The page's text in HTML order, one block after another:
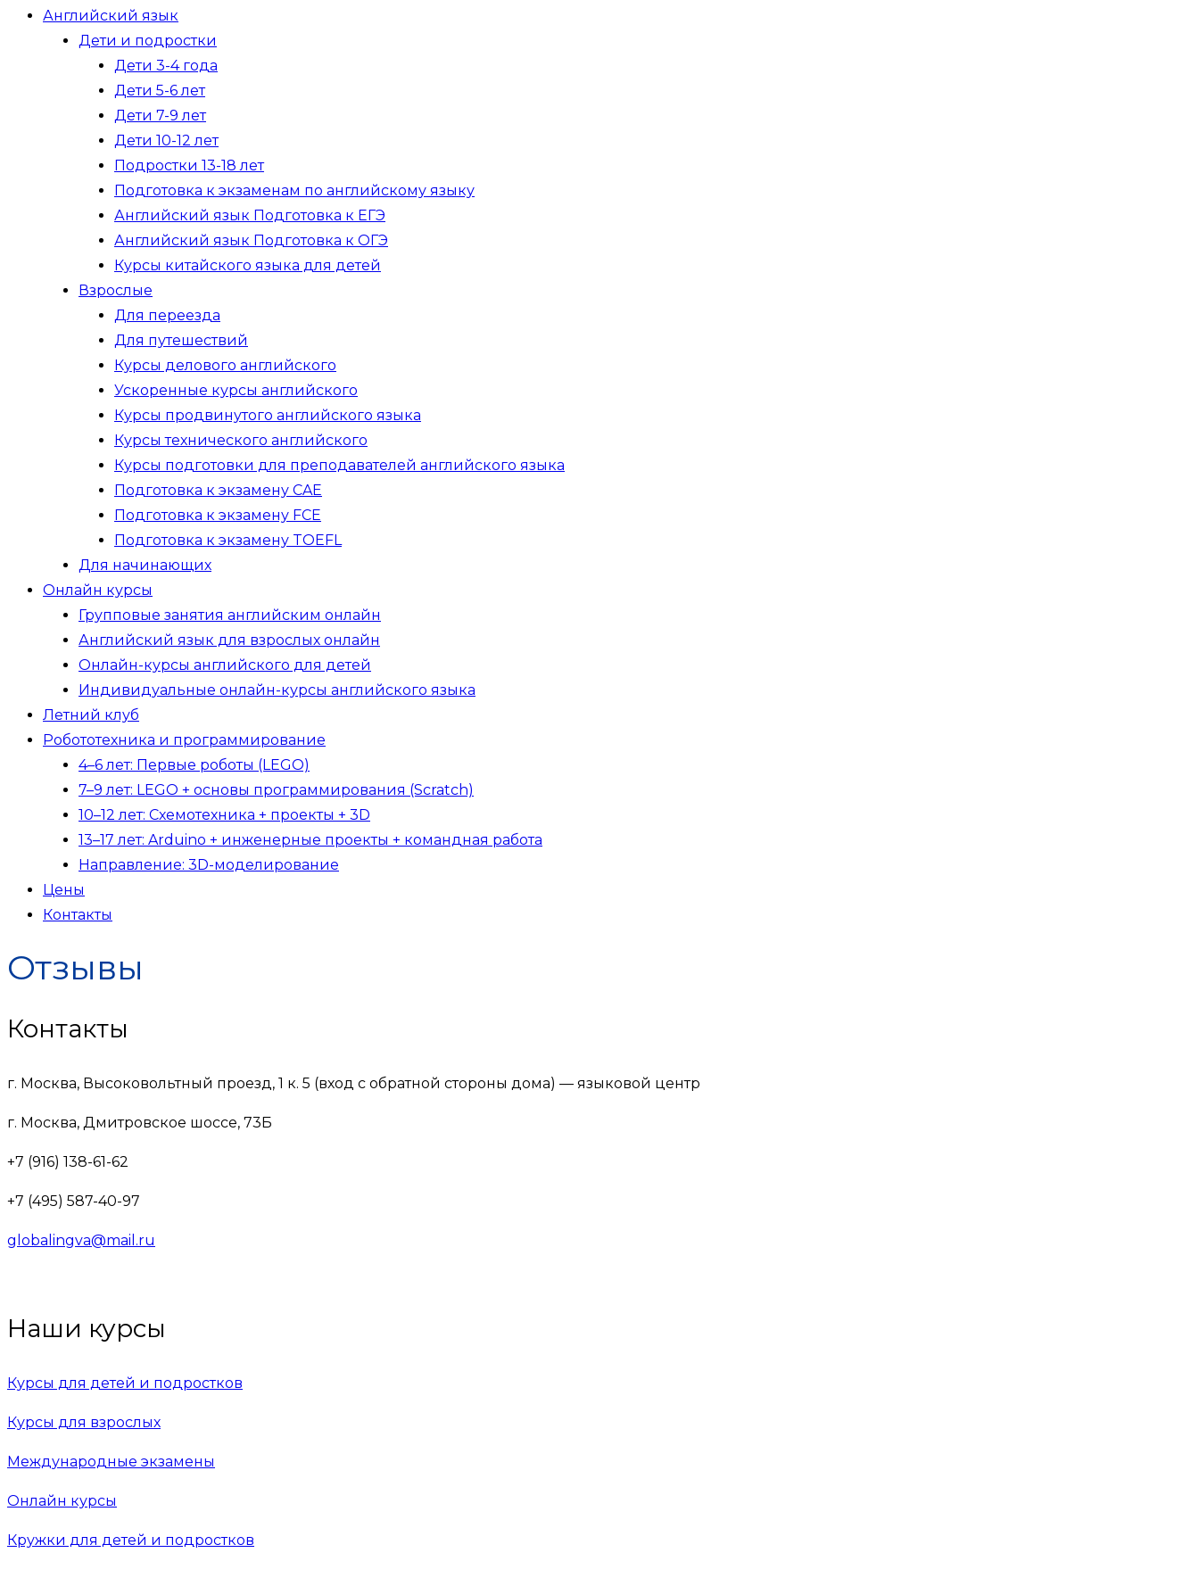
Английский язык
Дети и подростки
Дети 3-4 года
Дети 5-6 лет
Дети 7-9 лет
Дети 10-12 лет
Подростки 13-18 лет
Подготовка к экзаменам по английскому языку
Английский язык Подготовка к ЕГЭ
Английский язык Подготовка к ОГЭ
Курсы китайского языка для детей
Взрослые
Для переезда
Для путешествий
Курсы делового английского
Ускоренные курсы английского
Курсы продвинутого английского языка
Курсы технического английского
Курсы подготовки для преподавателей английского языка
Подготовка к экзамену CAE
Подготовка к экзамену FCE
Подготовка к экзамену TOEFL
Для начинающих
Онлайн курсы
Групповые занятия английским онлайн
Английский язык для взрослых онлайн
Онлайн-курсы английского для детей
Индивидуальные онлайн-курсы английского языка
Летний клуб
Робототехника и программирование
4–6 лет: Первые роботы (LEGO)
7–9 лет: LEGO + основы программирования (Scratch)
10–12 лет: Схемотехника + проекты + 3D
13–17 лет: Arduino + инженерные проекты + командная работа
Направление: 3D-моделирование
Цены
Контакты
Отзывы
Контакты
г. Москва, Высоковольтный проезд, 1 к. 5 (вход с обратной стороны дома) — языковой центр
г. Москва, Дмитровское шоссе, 73Б
+7 (916) 138-61-62
+7 (495) 587-40-97
globalingva@mail.ru
Наши курсы
Курсы для детей и подростков
Курсы для взрослых
Международные экзамены
Онлайн курсы
Кружки для детей и подростков